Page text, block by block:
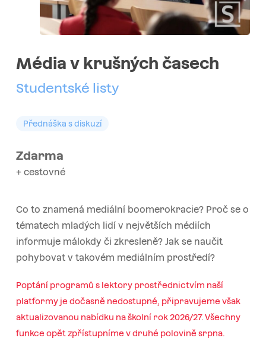
Média v krušných časech
Studentské listy
Přednáška s diskuzí
Zdarma
+ cestovné
Co to znamená mediální boomerokracie? Proč se o
tématech mladých lidí v největších médiích
informuje málokdy či zkresleně? Jak se naučit
pohybovat v takovém mediálním prostředí?
Poptání programů s lektory prostřednictvím naší
platformy je dočasně nedostupné, připravujeme však
aktualizovanou nabídku na školní rok 2026/27. Všechny
funkce opět zpřístupníme v druhé polovině srpna.